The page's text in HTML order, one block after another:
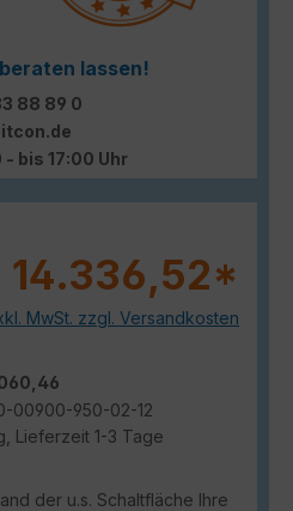
lassen!
88 89 0
- bis 17:00 Uhr
14.336,52*
MwSt. zzgl. Versandkosten
00900-950-02-12
Lieferzeit 1-3 Tage
der u.s. Schaltfläche Ihre